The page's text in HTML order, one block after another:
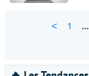
< 1 …